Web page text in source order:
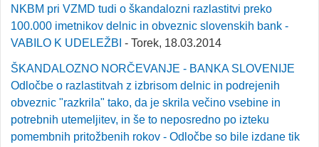
NKBM pri VZMD tudi o škandalozni razlastitvi preko
100.000 imetnikov delnic in obveznic slovenskih bank -
VABILO K UDELEŽBI - Torek, 18.03.2014
ŠKANDALOZNO NORČEVANJE - BANKA SLOVENIJE
Odločbe o razlastitvah z izbrisom delnic in podrejenih
obveznic "razkrila" tako, da je skrila večino vsebine in
potrebnih utemeljitev, in še to neposredno po izteku
pomembnih pritožbenih rokov - Odločbe so bile izdane tik